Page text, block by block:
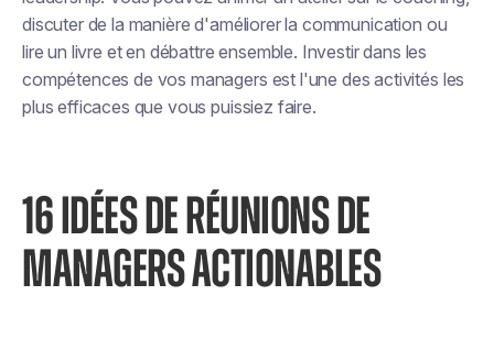
discuter de la manière d'améliorer la communication ou
lire un livre et en débattre ensemble. Investir dans les
compétences de vos managers est l'une des activités les
plus efficaces que vous puissiez faire.
16 IDÉES DE RÉUNIONS DE
MANAGERS ACTIONABLES